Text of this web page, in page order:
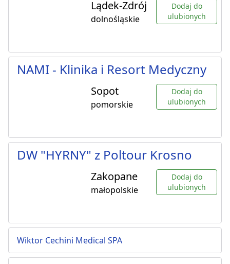
Lądek-Zdrój
dolnośląskie
Dodaj do
ulubionych
NAMI - Klinika i Resort Medyczny
Sopot
pomorskie
Dodaj do
ulubionych
DW "HYRNY" z Poltour Krosno
Zakopane
małopolskie
Dodaj do
ulubionych
Wiktor Cechini Medical SPA